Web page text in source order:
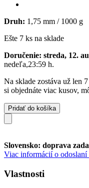
Druh: 1,75 mm / 1000 g
Ešte 7 ks na sklade
Doručenie: streda, 12.
nedeľa,23:59 h.
Na sklade zostáva už len
si objednáte viac kusov,
Pridať do košíka
Slovensko: doprava
Viac informácií o odoslaní
Vlastnosti